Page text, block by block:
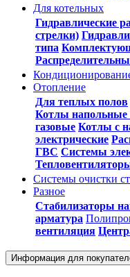
Для котельных
Гидравлические
стрелки)
типа
Отопление
Для теплых полов
Котлы напольные
газовые Котлы с
электрические
ГВС Системы
Системы очистки
Разное
Стабилизаторы
арматура
вентиляция
Информация для